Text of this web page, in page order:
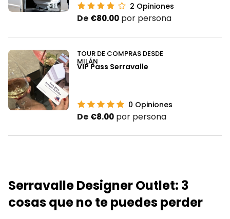
2 Opiniones
De €80.00 por persona
TOUR DE COMPRAS DESDE
MILÁN
VIP Pass Serravalle
0 Opiniones
De €8.00 por persona
Serravalle Designer Outlet: 3
cosas que no te puedes perder